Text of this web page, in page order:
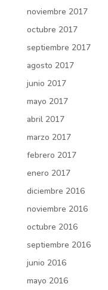
noviembre 2017
octubre 2017
septiembre 2017
agosto 2017
junio 2017
mayo 2017
abril 2017
marzo 2017
febrero 2017
enero 2017
diciembre 2016
noviembre 2016
octubre 2016
septiembre 2016
junio 2016
mayo 2016